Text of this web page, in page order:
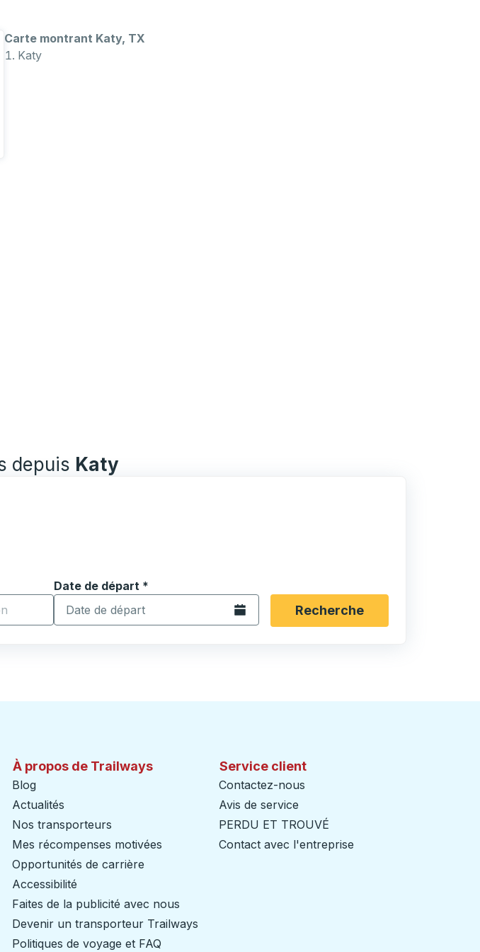
Carte montrant Katy, TX
Katy
depuis Katy
puis utilisez les touches fléchées pour accéder à la ville d'origine souhaitée, puis
destination pour ouvrir les options de localisation, puis utilisez les touches fléchées
Date de départ *
Tapez la date au format date Barre oblique du mois à 2 chiffres Barre
Ouvrez le calendrier.Recherche
À propos de Trailways
Blog
Actualités
Nos transporteurs
Mes récompenses motivées
Opportunités de carrière
Accessibilité
Faites de la publicité avec nous
Devenir un transporteur Trailways
Politiques de voyage et FAQ
Service client
Contactez-nous
Avis de service
PERDU ET TROUVÉ
Contact avec l'entreprise